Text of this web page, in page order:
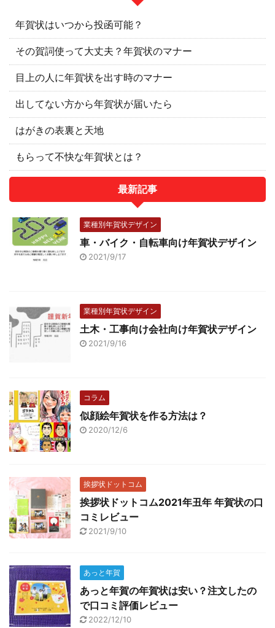
年賀状はいつから投函可能？
その賀詞使って大丈夫？年賀状のマナー
目上の人に年賀状を出す時のマナー
出してない方から年賀状が届いたら
はがきの表裏と天地
もらって不快な年賀状とは？
最新記事
業種別年賀状デザイン
車・バイク・自転車向け年賀状デザイン
2021/9/17
業種別年賀状デザイン
土木・工事向け会社向け年賀状デザイン
2021/9/16
コラム
似顔絵年賀状を作る方法は？
2020/12/6
挨拶状ドットコム
挨拶状ドットコム2021年丑年 年賀状の口
コミレビュー
2021/9/10
あっと年賀
あっと年賀の年賀状は安い？注文したの
で口コミ評価レビュー
2022/12/10